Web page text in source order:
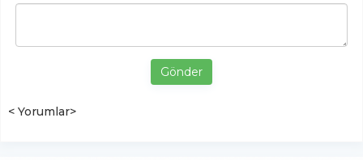
Gönder
< Yorumlar>